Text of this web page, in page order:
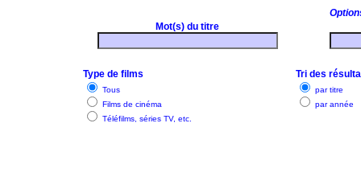
Mot(s) du titre
Type de films
Tous
Films de cinéma
Téléfilms, séries TV, etc.
Tri des
par titre
par année